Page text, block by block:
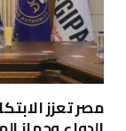
مصر تعزز